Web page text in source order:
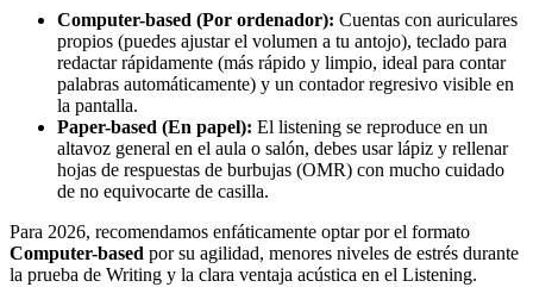
Computer-based (Por ordenador): Cuentas con auriculares
propios (puedes ajustar el volumen a tu antojo), teclado para
redactar rápidamente (más rápido y limpio, ideal para contar
palabras automáticamente) y un contador regresivo visible en
la pantalla.
Paper-based (En papel): El listening se reproduce en un
altavoz general en el aula o salón, debes usar lápiz y rellenar
hojas de respuestas de burbujas (OMR) con mucho cuidado
de no equivocarte de casilla.
Para 2026, recomendamos enfáticamente optar por el formato
Computer-based por su agilidad, menores niveles de estrés durante
la prueba de Writing y la clara ventaja acústica en el Listening.